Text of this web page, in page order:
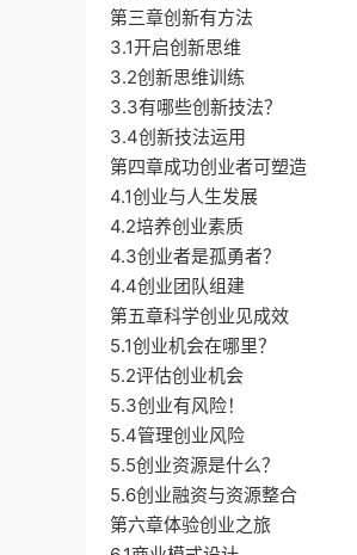
第三章创新有方法
3.1开启创新思维
3.2创新思维训练
3.3有哪些创新技法？
3.4创新技法运用
第四章成功创业者可塑造
4.1创业与人生发展
4.2培养创业素质
4.3创业者是孤勇者？
4.4创业团队组建
第五章科学创业见成效
5.1创业机会在哪里？
5.2评估创业机会
5.3创业有风险！
5.4管理创业风险
5.5创业资源是什么？
5.6创业融资与资源整合
第六章体验创业之旅